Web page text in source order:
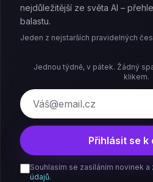
nejdůležitější ze světa AI –
balastu.
Jeden z nejstarších pravidelných
Jednou týdně, v pátek. Žádný
klikem.
E-mail
Přihlásit se k
Souhlasím se zasíláním novinek a
údajů.